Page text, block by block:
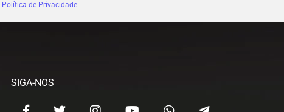
Política de Privacidade.
SIGA-NOS